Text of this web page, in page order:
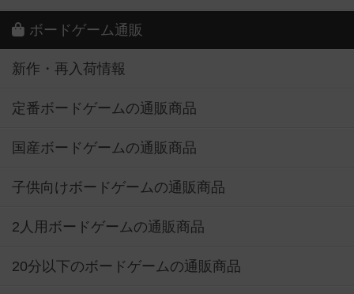
ボードゲーム通販
新作・再入荷情報
定番ボードゲームの通販商品
国産ボードゲームの通販商品
子供向けボードゲームの通販商品
2人用ボードゲームの通販商品
20分以下のボードゲームの通販商品